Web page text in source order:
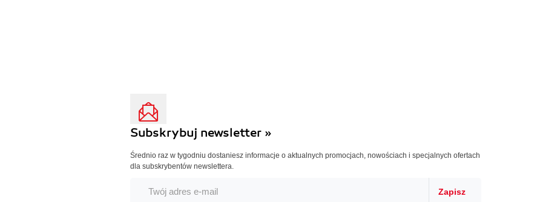
Subskrybuj newsletter »
Średnio raz w tygodniu dostaniesz informacje o aktualnych promocjach, nowościach i specjalnych ofertach
dla subskrybentów newslettera.
Zapisz